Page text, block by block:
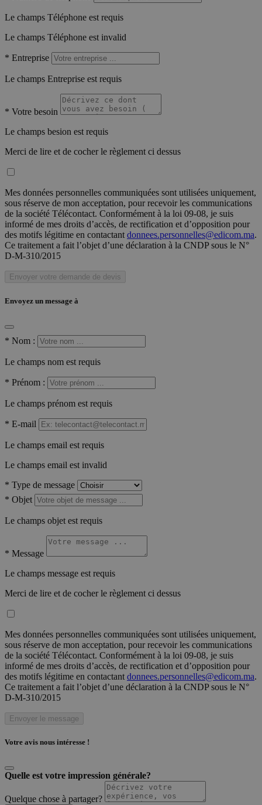
Le champs Téléphone est requis
Le champs Téléphone est invalid
* Entreprise
Le champs Entreprise est requis
* Votre besoin
Le champs besion est requis
Merci de lire et de cocher le règlement ci dessus
Mes données personnelles communiquées sont utilisées uniquement,
sous réserve de mon acceptation, pour recevoir les communications
de la société Télécontact. Conformément à la loi 09-08, je suis
informé de mes droits d’accès, de rectification et d’opposition pour
des motifs légitime en contactant donnees.personnelles@edicom.ma.
Ce traitement a fait l’objet d’une déclaration à la CNDP sous le N°
D-M-310/2015
Envoyer votre demande de devis
Envoyez un message à
* Nom :
Le champs nom est requis
* Prénom :
Le champs prénom est requis
* E-mail
Le champs email est requis
Le champs email est invalid
* Type de message
* Objet
Le champs objet est requis
* Message
Le champs message est requis
Merci de lire et de cocher le règlement ci dessus
Mes données personnelles communiquées sont utilisées uniquement,
sous réserve de mon acceptation, pour recevoir les communications
de la société Télécontact. Conformément à la loi 09-08, je suis
informé de mes droits d’accès, de rectification et d’opposition pour
des motifs légitime en contactant donnees.personnelles@edicom.ma.
Ce traitement a fait l’objet d’une déclaration à la CNDP sous le N°
D-M-310/2015
Envoyer le message
Votre avis nous intéresse !
Quelle est votre impression générale?
Quelque chose à partager?